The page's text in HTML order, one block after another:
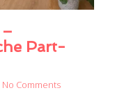
Part-
No Comments